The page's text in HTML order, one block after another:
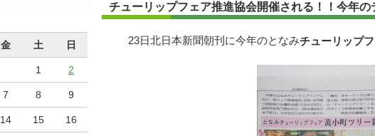
チューリップフェア推進協会開催される！！今年の
23日北日本新聞朝刊に今年のとなみチューリップ
金 土 日
1 2
7 8 9
14 15 16